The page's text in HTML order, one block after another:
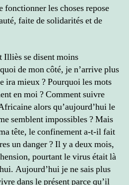
fonctionner les choses repose
faite de solidarités et de
se disent moins
de mon côté, je n’arrive plus
ira mieux ? Pourquoi les mots
en moi ? Comment suivre
alors qu’aujourd’hui le
semblent impossibles ? Mais
tête, le confinement a-t-il fait
un danger ? Il y a deux mois,
pourtant le virus était là
Aujourd’hui je ne sais plus
dans le présent parce qu’il